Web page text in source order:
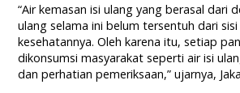
“Air kemasan isi ulang yang berasal dari
ulang selama ini belum tersentuh dari
kesehatannya. Oleh karena itu, setiap
dikonsumsi masyarakat seperti air isi
dan perhatian pemeriksaan,” ujarnya,